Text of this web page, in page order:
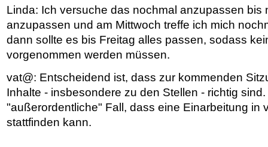
Linda: Ich versuche das nochmal anzupassen bis
anzupassen und am Mittwoch treffe ich mich
dann sollte es bis Freitag alles passen, sodass
vorgenommen werden müssen.
vat@: Entscheidend ist, dass zur kommenden
Inhalte - insbesondere zu den Stellen - richtig
"außerordentliche" Fall, dass eine Einarbeitung in
stattfinden kann.